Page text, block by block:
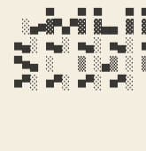
░▄■▓▀▄▀▓ ▓▄▄
▀■▄ ░   ▒ ░▄▒ ░